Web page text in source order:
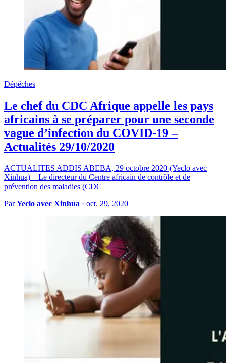
Dépêches
Le chef du CDC Afrique appelle les pays
africains à se préparer pour une seconde
vague d’infection du COVID-19 –
Actualités 29/10/2020
ACTUALITES ADDIS ABEBA, 29 octobre 2020 (Yeclo avec
Xinhua) – Le directeur du Centre africain de contrôle et de
prévention des maladies (CDC
ParYeclo avec Xinhua · oct. 29, 2020